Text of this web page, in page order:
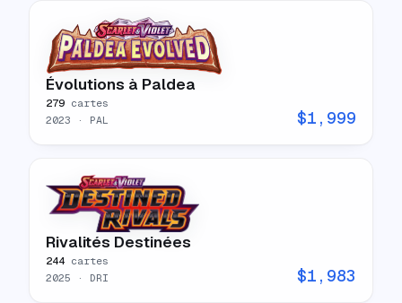
Évolutions à Paldea
279 cartes
2023 · PAL $1,999
Rivalités Destinées
244 cartes
2025 · DRI $1,983